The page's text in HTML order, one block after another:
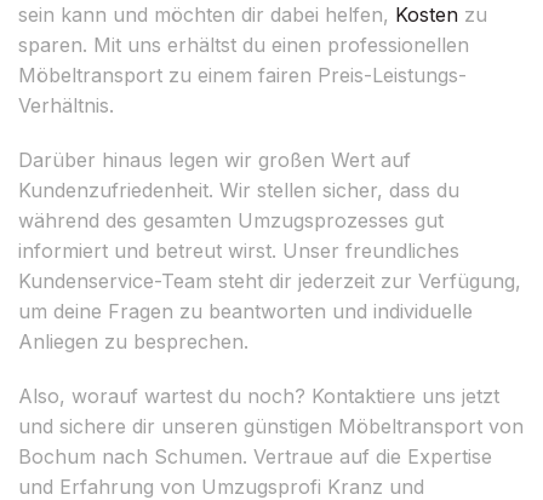
sein kann und möchten dir dabei helfen, Kosten zu
sparen. Mit uns erhältst du einen professionellen
Möbeltransport zu einem fairen Preis-Leistungs-
Verhältnis.
Darüber hinaus legen wir großen Wert auf
Kundenzufriedenheit. Wir stellen sicher, dass du
während des gesamten Umzugsprozesses gut
informiert und betreut wirst. Unser freundliches
Kundenservice-Team steht dir jederzeit zur Verfügung,
um deine Fragen zu beantworten und individuelle
Anliegen zu besprechen.
Also, worauf wartest du noch? Kontaktiere uns jetzt
und sichere dir unseren günstigen Möbeltransport von
Bochum nach Schumen. Vertraue auf die Expertise
und Erfahrung von Umzugsprofi Kranz und